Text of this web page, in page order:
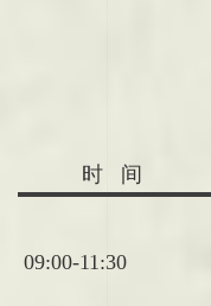
时 间
09:00-11:30